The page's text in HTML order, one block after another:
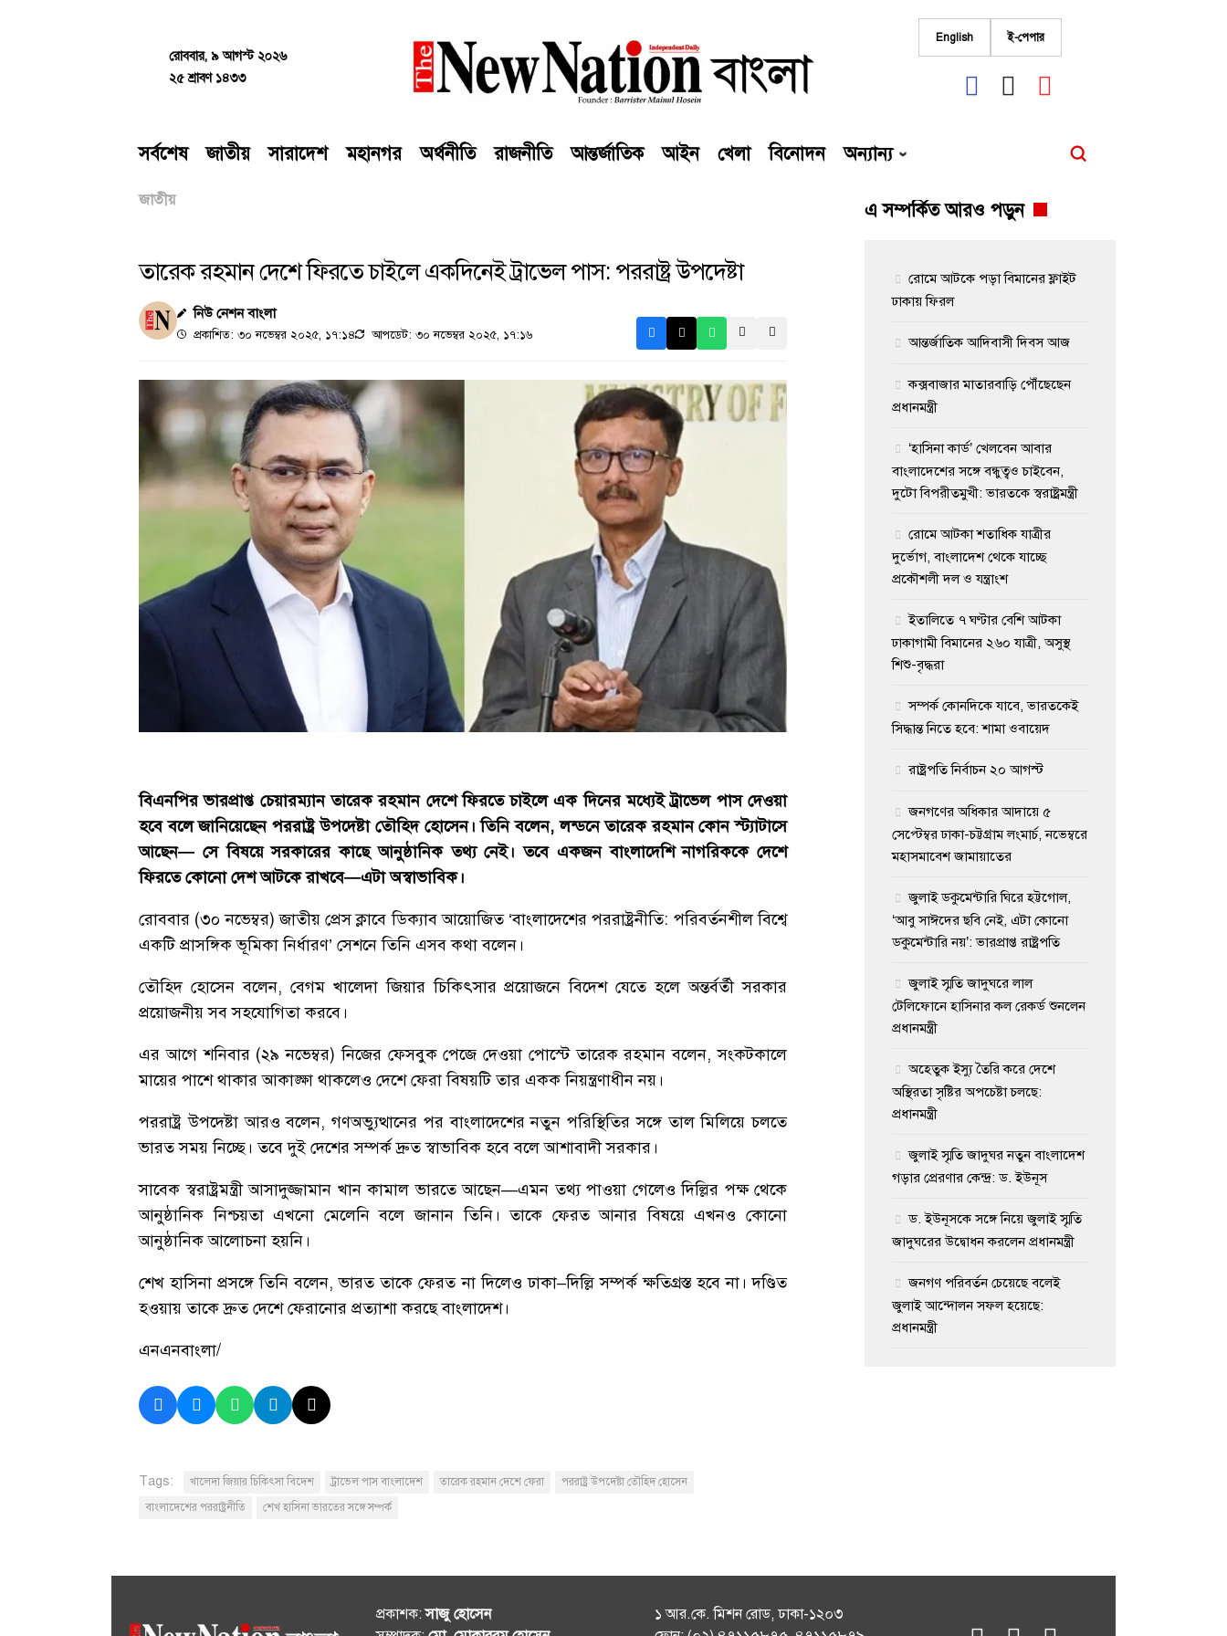
রোববার, ৯ আগস্ট ২০২৬
২৫ শ্রাবণ ১৪৩৩
English ই-পেপার
fab
fa-
fab
fa-
সর্বশেষ জাতীয় সারাদেশ মহানগর অর্থনীতি রাজনীতি আন্তর্জাতিক আইন খেলা বিনোদন অন্যান্য
জাতীয়
তারেক রহমান দেশে ফিরতে চাইলে একদিনেই ট্রাভেল পাস: পররাষ্ট্র উপদেষ্টা
নিউ নেশন বাংলা
প্রকাশিত: ৩০ নভেম্বর ২০২৫, ১৭:১৪ আপডেট: ৩০ নভেম্বর ২০২৫, ১৭:১৬
বিএনপির ভারপ্রাপ্ত চেয়ারম্যান তারেক রহমান দেশে ফিরতে চাইলে এক দিনের মধ্যেই ট্রাভেল পাস দেওয়া
হবে বলে জানিয়েছেন পররাষ্ট্র উপদেষ্টা তৌহিদ হোসেন। তিনি বলেন, লন্ডনে তারেক রহমান কোন স্ট্যাটাসে
আছেন— সে বিষয়ে সরকারের কাছে আনুষ্ঠানিক তথ্য নেই। তবে একজন বাংলাদেশি নাগরিককে দেশে
ফিরতে কোনো দেশ আটকে রাখবে—এটা অস্বাভাবিক।
রোববার (৩০ নভেম্বর) জাতীয় প্রেস ক্লাবে ডিক্যাব আয়োজিত ‘বাংলাদেশের পররাষ্ট্রনীতি: পরিবর্তনশীল বিশ্বে
একটি প্রাসঙ্গিক ভূমিকা নির্ধারণ’ সেশনে তিনি এসব কথা বলেন।
তৌহিদ হোসেন বলেন, বেগম খালেদা জিয়ার চিকিৎসার প্রয়োজনে বিদেশ যেতে হলে অন্তর্বর্তী সরকার
প্রয়োজনীয় সব সহযোগিতা করবে।
এর আগে শনিবার (২৯ নভেম্বর) নিজের ফেসবুক পেজে দেওয়া পোস্টে তারেক রহমান বলেন, সংকটকালে
মায়ের পাশে থাকার আকাঙ্ক্ষা থাকলেও দেশে ফেরা বিষয়টি তার একক নিয়ন্ত্রণাধীন নয়।
পররাষ্ট্র উপদেষ্টা আরও বলেন, গণঅভ্যুত্থানের পর বাংলাদেশের নতুন পরিস্থিতির সঙ্গে তাল মিলিয়ে চলতে
ভারত সময় নিচ্ছে। তবে দুই দেশের সম্পর্ক দ্রুত স্বাভাবিক হবে বলে আশাবাদী সরকার।
সাবেক স্বরাষ্ট্রমন্ত্রী আসাদুজ্জামান খান কামাল ভারতে আছেন—এমন তথ্য পাওয়া গেলেও দিল্লির পক্ষ থেকে
আনুষ্ঠানিক নিশ্চয়তা এখনো মেলেনি বলে জানান তিনি। তাকে ফেরত আনার বিষয়ে এখনও কোনো
আনুষ্ঠানিক আলোচনা হয়নি।
শেখ হাসিনা প্রসঙ্গে তিনি বলেন, ভারত তাকে ফেরত না দিলেও ঢাকা–দিল্লি সম্পর্ক ক্ষতিগ্রস্ত হবে না। দণ্ডিত
হওয়ায় তাকে দ্রুত দেশে ফেরানোর প্রত্যাশা করছে বাংলাদেশ।
এনএনবাংলা/
Tags: খালেদা জিয়ার চিকিৎসা বিদেশ ট্রাভেল পাস বাংলাদেশ তারেক রহমান দেশে ফেরা
পররাষ্ট্র উপদেষ্টা তৌহিদ হোসেন
বাংলাদেশের পররাষ্ট্রনীতি
শেখ হাসিনা ভারতের সঙ্গে সম্পর্ক
এ সম্পর্কিত আরও পড়ুন
রোমে আটকে পড়া বিমানের ফ্লাইট
ঢাকায় ফিরল
আন্তর্জাতিক আদিবাসী দিবস আজ
কক্সবাজার মাতারবাড়ি পৌঁছেছেন
প্রধানমন্ত্রী
‘হাসিনা কার্ড’ খেলবেন আবার
বাংলাদেশের সঙ্গে বন্ধুত্বও চাইবেন,
দুটো বিপরীতমুখী: ভারতকে স্বরাষ্ট্রমন্ত্রী
রোমে আটকা শতাধিক যাত্রীর
দুর্ভোগ, বাংলাদেশ থেকে যাচ্ছে
প্রকৌশলী দল ও যন্ত্রাংশ
ইতালিতে ৭ ঘণ্টার বেশি আটকা
ঢাকাগামী বিমানের ২৬০ যাত্রী, অসুস্থ
শিশু-বৃদ্ধরা
সম্পর্ক কোনদিকে যাবে, ভারতকেই
সিদ্ধান্ত নিতে হবে: শামা ওবায়েদ
রাষ্ট্রপতি নির্বাচন ২০ আগস্ট
জনগণের অধিকার আদায়ে ৫
সেপ্টেম্বর ঢাকা-চট্টগ্রাম লংমার্চ, নভেম্বরে
মহাসমাবেশ জামায়াতের
জুলাই ডকুমেন্টারি ঘিরে হট্টগোল,
‘আবু সাঈদের ছবি নেই, এটা কোনো
ডকুমেন্টারি নয়’: ভারপ্রাপ্ত রাষ্ট্রপতি
জুলাই স্মৃতি জাদুঘরে লাল
টেলিফোনে হাসিনার কল রেকর্ড শুনলেন
প্রধানমন্ত্রী
অহেতুক ইস্যু তৈরি করে দেশে
অস্থিরতা সৃষ্টির অপচেষ্টা চলছে:
প্রধানমন্ত্রী
জুলাই স্মৃতি জাদুঘর নতুন বাংলাদেশ
গড়ার প্রেরণার কেন্দ্র: ড. ইউনূস
ড. ইউনূসকে সঙ্গে নিয়ে জুলাই স্মৃতি
জাদুঘরের উদ্বোধন করলেন প্রধানমন্ত্রী
জনগণ পরিবর্তন চেয়েছে বলেই
জুলাই আন্দোলন সফল হয়েছে:
প্রধানমন্ত্রী
প্রকাশক:সাজু হোসেন
১ আর.কে. মিশন রোড, ঢাকা-১২০৩
fab fab